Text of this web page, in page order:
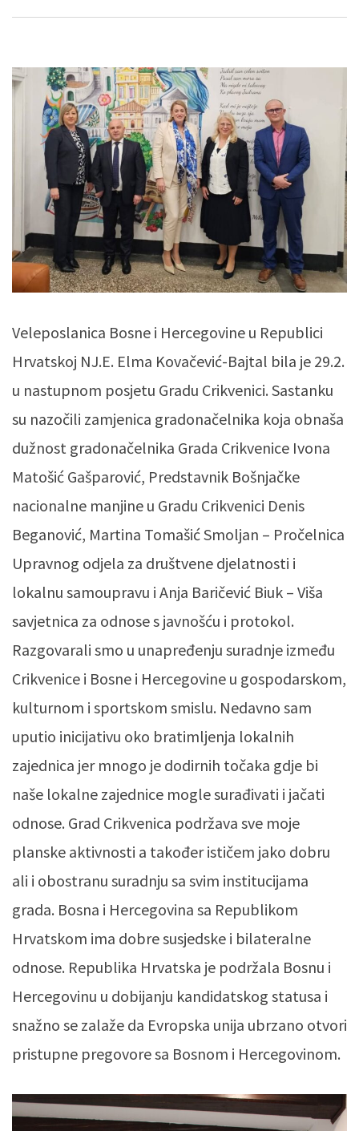
Veleposlanica Bosne i Hercegovine u Republici
Hrvatskoj NJ.E. Elma Kovačević-Bajtal bila je 29.2.
u nastupnom posjetu Gradu Crikvenici. Sastanku
su nazočili zamjenica gradonačelnika koja obnaša
dužnost gradonačelnika Grada Crikvenice Ivona
Matošić Gašparović, Predstavnik Bošnjačke
nacionalne manjine u Gradu Crikvenici Denis
Beganović, Martina Tomašić Smoljan – Pročelnica
Upravnog odjela za društvene djelatnosti i
lokalnu samoupravu i Anja Baričević Biuk – Viša
savjetnica za odnose s javnošću i protokol.
Razgovarali smo u unapređenju suradnje između
Crikvenice i Bosne i Hercegovine u gospodarskom,
kulturnom i sportskom smislu. Nedavno sam
uputio inicijativu oko bratimljenja lokalnih
zajednica jer mnogo je dodirnih točaka gdje bi
naše lokalne zajednice mogle surađivati i jačati
odnose. Grad Crikvenica podržava sve moje
planske aktivnosti a također ističem jako dobru
ali i obostranu suradnju sa svim institucijama
grada. Bosna i Hercegovina sa Republikom
Hrvatskom ima dobre susjedske i bilateralne
odnose. Republika Hrvatska je podržala Bosnu i
Hercegovinu u dobijanju kandidatskog statusa i
snažno se zalaže da Evropska unija ubrzano otvori
pristupne pregovore sa Bosnom i Hercegovinom.